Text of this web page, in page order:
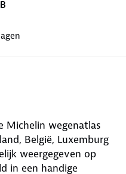
Michelin wegenatlas
België, Luxemburg
weergegeven op
in een handige